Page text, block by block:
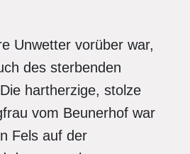
Unwetter vorüber war,
des sterbenden
hartherzige, stolze
vom Beunerhof war
Fels auf der